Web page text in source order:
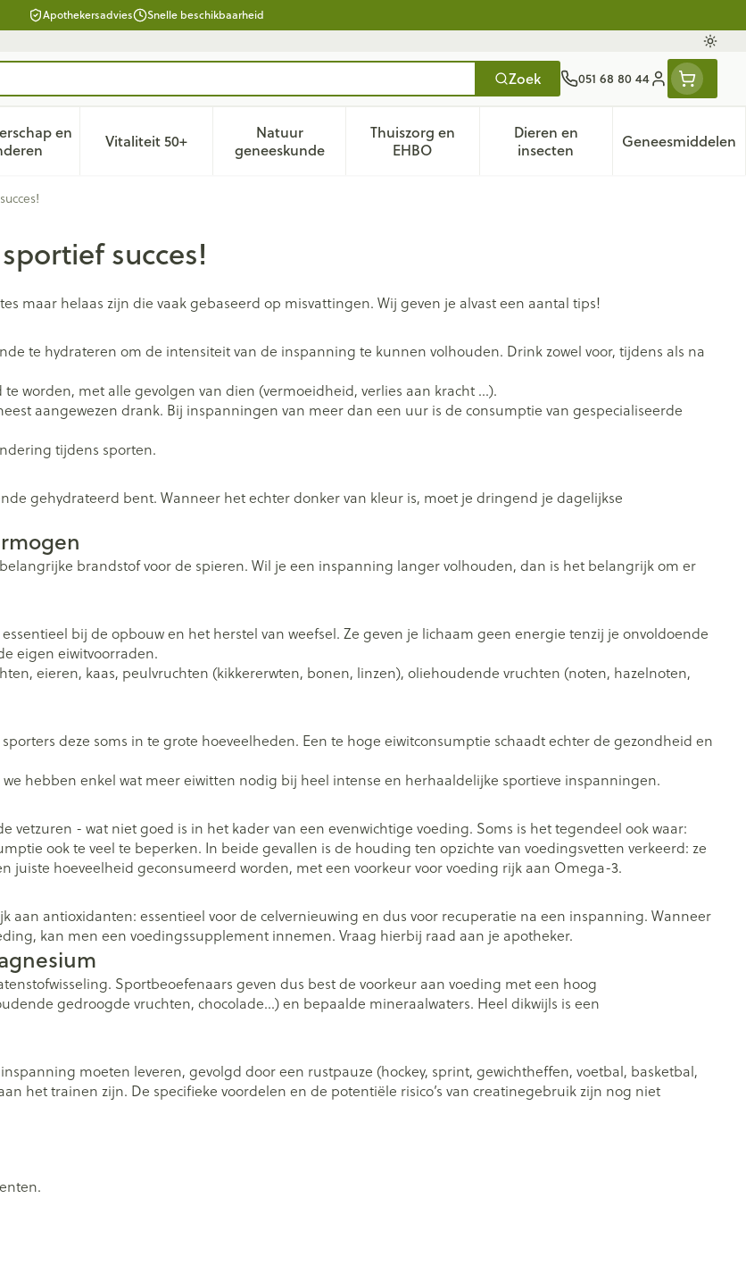
Apothekersadvies Snelle beschikbaarheid
Zoek 051 68 80 44
Klant menu
en hygiëne categorie
Dieet, voeding en vitamines categorie
en
Toon submenu voor Zwangerschap en kinderen categorie
Vitaliteit 50+Toon submenu voor Vitaliteit 50+ categorie
Natuur
geneeskundeToon submenu voor Natuur geneeskunde categorie
Thuiszorg en
EHBOToon submenu voor Thuiszorg en EHBO categorie
Dieren en
insectenToon submenu voor Dieren
Geneesmiddelen
Toon
succes!
maar helaas zijn die vaak gebaseerd op misvattingen. Wij geven je alvast een aantal tips!
te hydrateren om de intensiteit van de inspanning te kunnen volhouden. Drink zowel voor, tijdens als na
worden, met alle gevolgen van dien (vermoeidheid, verlies aan kracht …).
aangewezen drank. Bij inspanningen van meer dan een uur is de consumptie van gespecialiseerde
tijdens sporten.
gehydrateerd bent. Wanneer het echter donker van kleur is, moet je dringend je dagelijkse
brandstof voor de spieren. Wil je een inspanning langer volhouden, dan is het belangrijk om er
bij de opbouw en het herstel van weefsel. Ze geven je lichaam geen energie tenzij je onvoldoende
eigen eiwitvoorraden.
eieren, kaas, peulvruchten (kikkererwten, bonen, linzen), oliehoudende vruchten (noten, hazelnoten,
deze soms in te grote hoeveelheden. Een te hoge eiwitconsumptie schaadt echter de gezondheid en
hebben enkel wat meer eiwitten nodig bij heel intense en herhaaldelijke sportieve inspanningen.
vetzuren - wat niet goed is in het kader van een evenwichtige voeding. Soms is het tegendeel ook waar:
ook te veel te beperken. In beide gevallen is de houding ten opzichte van voedingsvetten verkeerd: ze
juiste hoeveelheid geconsumeerd worden, met een voorkeur voor voeding rijk aan Omega-3.
antioxidanten: essentieel voor de celvernieuwing en dus voor recuperatie na een inspanning. Wanneer
kan men een voedingssupplement innemen. Vraag hierbij raad aan je apotheker.
Sportbeoefenaars geven dus best de voorkeur aan voeding met een hoog
gedroogde vruchten, chocolade…) en bepaalde mineraalwaters. Heel dikwijls is een
moeten leveren, gevolgd door een rustpauze (hockey, sprint, gewichtheffen, voetbal, basketbal,
het trainen zijn. De specifieke voordelen en de potentiële risico’s van creatinegebruik zijn nog niet